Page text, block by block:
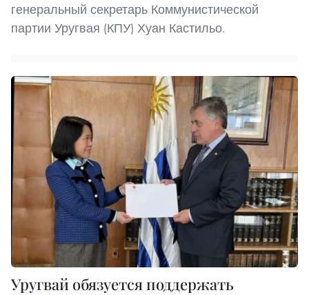
генеральный секретарь Коммунистической
партии Уругвая (КПУ) Хуан Кастильо.
Уругвай обязуется поддержать